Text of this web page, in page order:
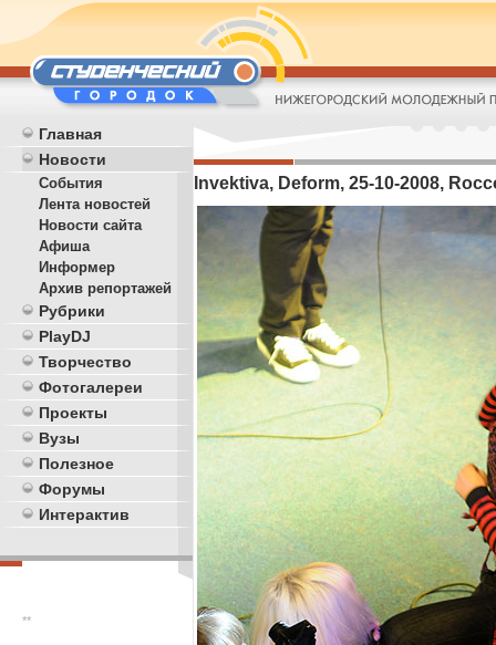
Главная
Новости
События
Лента новостей
Новости сайта
Афиша
Информер
Архив репортажей
Рубрики
PlayDJ
Творчество
Фотогалереи
Проекты
Вузы
Полезное
Форумы
Интерактив
**
Invektiva, Deform, 25-10-2008,